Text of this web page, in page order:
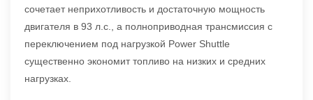
сочетает неприхотливость и достаточную мощность
двигателя в 93 л.с., а полноприводная трансмиссия с
переключением под нагрузкой Power Shuttle
существенно экономит топливо на низких и средних
нагрузках.